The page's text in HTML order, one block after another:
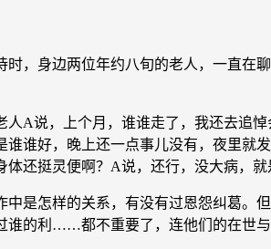
身边两位年约八旬的老人，一直在
说，上个月，谁谁走了，我还去追悼
谁谁好，晚上还一点事儿没有，夜里
还挺灵便啊？A说，还行，没大病，
是怎样的关系，有没有过恩怨纠葛。
谁的利……都不重要了，连他们的在世